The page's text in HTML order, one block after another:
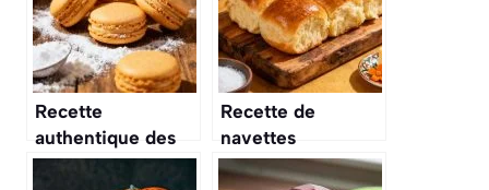
Recette
authentique des
macarons de
Recette de
navettes
briochées